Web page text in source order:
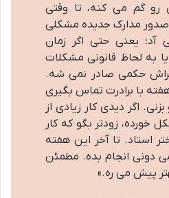
گم می کنه، تا وقتی
صدور مدارک جدیده مشکلی
یعنی حتی اگر زمان
به لحاظ قانونی مشکلات
براش حکمی صادر نمی شه.
با برادرت تماس بگیری
اگر دیدی کار زیادی از
خورده، زودتر بگو که کار
استاد. تا آخر این هفته
دونی انجام بده. مطمئن
پیش می ره.»